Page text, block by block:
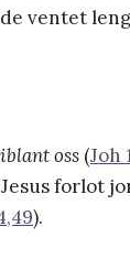
ventet
oss (Joh
forlot
).